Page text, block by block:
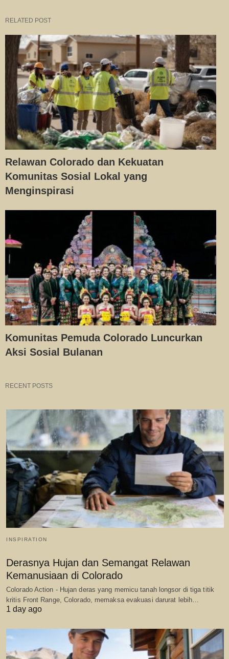
RELATED POST
Relawan Colorado dan Kekuatan
Komunitas Sosial Lokal yang
Menginspirasi
Komunitas Pemuda Colorado Luncurkan
Aksi Sosial Bulanan
RECENT POSTS
INSPIRATION
Derasnya Hujan dan Semangat Relawan
Kemanusiaan di Colorado
Colorado Action - Hujan deras yang memicu tanah longsor di tiga titik
kritis Front Range, Colorado, memaksa evakuasi darurat lebih…
1 day ago